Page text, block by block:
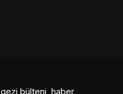
gezi bülteni, haber